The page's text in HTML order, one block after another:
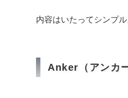
内容はいたってシンプ
Anker（アンカ